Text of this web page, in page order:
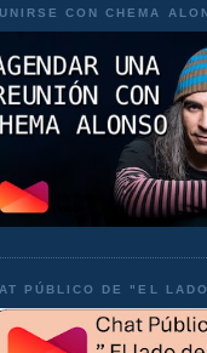
CON CHEMA
PÚBLICO DE "EL